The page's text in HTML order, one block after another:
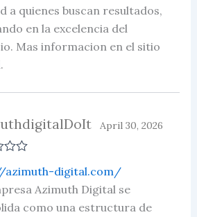
a quienes buscan resultados,
en la excelencia del
Mas informacion en el sitio
April 30, 2026
digital.com/
Azimuth Digital se
como una estructura de